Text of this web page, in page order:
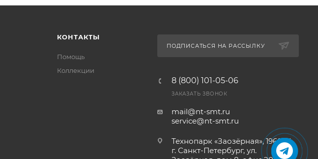
КОНТАКТЫ
Помощь
Коллекции
ПОДПИСАТЬСЯ НА РАССЫЛКУ
8 (800) 101-05-06
ЗАКАЗАТЬ ЗВОНОК
mail@nt-smt.ru
service@nt-smt.ru
Технопарк «Заозёрная», 196084,
г. Санкт-Петербург, ул.